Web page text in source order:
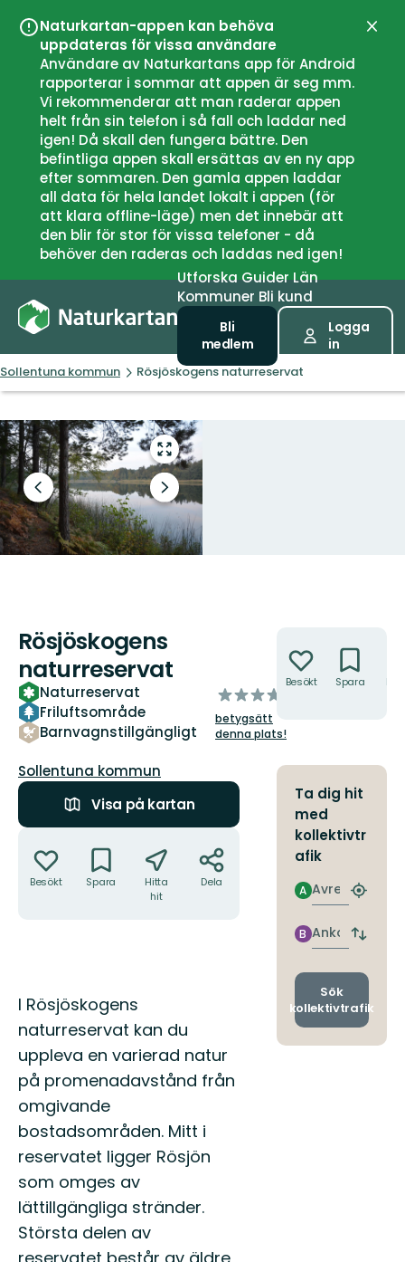
Naturkartan-appen kan behöva
uppdateras för vissa användare
Användare av Naturkartans app för Android
rapporterar i sommar att appen är seg mm.
Vi rekommenderar att man raderar appen
helt från sin telefon i så fall och laddar ned
igen! Då skall den fungera bättre. Den
befintliga appen skall ersättas av en ny app
efter sommaren. Den gamla appen laddar
all data för hela landet lokalt i appen (för
att klara offline-läge) men det innebär att
den blir för stor för vissa telefoner - då
behöver den raderas och laddas ned igen!
UtforskaGuiderLän
Kommuner Bli kund
Bli
medlem
Logga
in
Sollentuna kommun Rösjöskogens naturreservat
Gå
till
helskärmsläge
Föregående
bild
Nästa
bildspel
Rösjöskogens
naturreservat
Naturreservat
Friluftsområde
Barnvagnstillgängligt
av
5
stjärnor
betygsätt
denna plats!
Guide:
Sollentuna kommun
Visa på kartan
Besökt Spara
Hitta
hit
Dela
Beskrivning
I Rösjöskogens
naturreservat kan du
uppleva en varierad natur
på promenadavstånd från
omgivande
bostadsområden. Mitt i
reservatet ligger Rösjön
som omges av
lättillgängliga stränder.
Största delen av
Besökt Spara
Ta dig hit
med
kollektivtr
afik
Avresa
A
Hitta
Ankomst
B
Byt
och
Sök
kollektivtrafik